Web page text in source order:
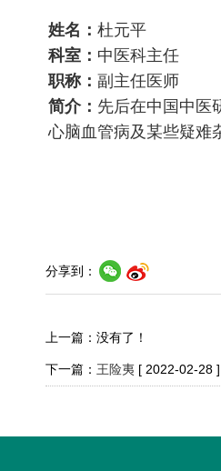
姓名： 杜元平
科室： 中医科主任
职称： 副主任医师
简介： 先后在中国中医
心脑血管病及某些疑难
分享到：
上一篇：没有了！
下一篇： 王险夷 [ 2022-02-28 ]